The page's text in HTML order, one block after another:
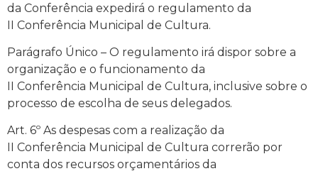
da Conferência expedirá o regulamento da
II Conferência Municipal de Cultura.
Parágrafo Único – O regulamento irá dispor sobre a
organização e o funcionamento da
II Conferência Municipal de Cultura, inclusive sobre o
processo de escolha de seus delegados.
Art. 6º As despesas com a realização da
II Conferência Municipal de Cultura correrão por
conta dos recursos orçamentários da